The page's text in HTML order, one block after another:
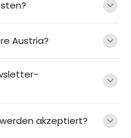
Austria?
akzeptiert?